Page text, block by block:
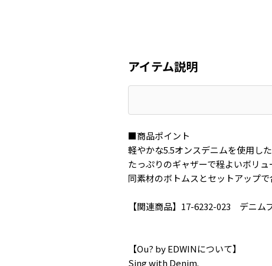
アイテム説明
■商品ポイント
軽やかな5.5オンスデニムを使用し
たっぷりのギャザーで程よいボリ
同素材のボトムスとセットアップ
【関連商品】17-6232-023 デニム
【Ou? by EDWINについて】
Sing with Denim.